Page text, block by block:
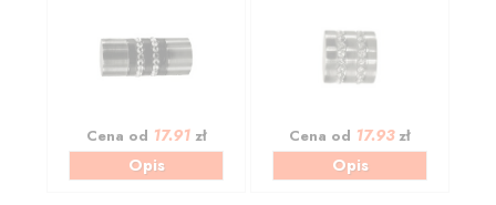
Cena od 17.91zł
Opis
Cena od 17.93zł
Opis